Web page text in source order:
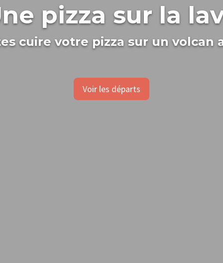
pizza sur la
cuire votre pizza sur un volcan
Voir les départs